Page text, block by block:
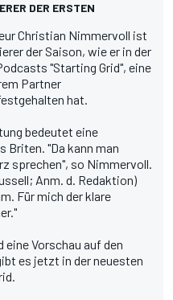
DER ERSTEN
Christian Nimmervoll ist
der Saison, wie er in der
"Starting Grid", eine
Partner
hat.
bedeutet eine
Briten. "Da kann man
sprechen", so Nimmervoll.
Anm. d. Redaktion)
Für mich der klare
eine Vorschau auf den
es jetzt in der neuesten